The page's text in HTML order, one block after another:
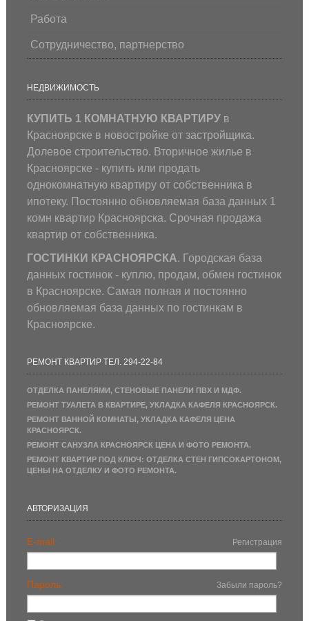
Работа
Сотрудничество, партнерство
НЕДВИЖИМОСТЬ
КУПИТЬ 1 КОМНАТНУЮ КВАРТИРУв
Красноярске в новостройке от застройщика.
Долевое строительство. Вторичное жилье в
Красноярске - купить или продать
однокомнатную квартиру от собственника в
ипотеку. Постоянно обновляемая база данных 1
комн квартир Красноярска. Срочная продажа
квартир от собственника.
ГОСТИНКИ КРАСНОЯРСКА. Городская база
данных гостинок - куплю, продам, обмен гостинок
в Красноярске. Самая полная и постоянно
обновляемая база данных по гостинкам в
Красноярске.
РЕМОНТ КВАРТИР ТЕЛ. 294-22-84
ОТДЕЛКА ПАНЕЛЯМИ, СТЕНОВЫЕ ПАНЕЛИ ПВХ И МДФ.
РЕМОНТ ТУАЛЕТА В КВАРТИРЕ, УКЛАДКА КАФЕЛЯ КРАСНОЯРСК.
РЕМОНТ ВАННОЙ КОМНАТЫ, УКЛАДКА КАФЕЛЯ ЦЕНА
КРАСНОЯРСК.
РЕМОНТ САНУЗЛА КРАСНОЯРСК ЦЕНА И ФОТО РЕМОНТА.
РЕМОНТ КВАРТИР ПОД КЛЮЧ: ОТДЕЛКА СТЕН ГИПСОКАРТОНОМ,
ЦЕНЫ НА ОТДЕЛКУ И ФОТО РЕМОНТА.
АВТОРИЗАЦИЯ
E-mail: Регистрация
Пароль: Забыли пароль?